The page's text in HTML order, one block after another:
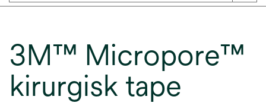
3M™ Micropore™
kirurgisk tape